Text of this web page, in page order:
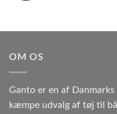
OM OS
Ganto er en af
kæmpe udvalg af tøj til